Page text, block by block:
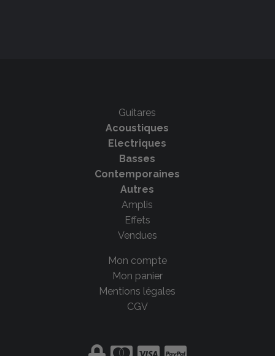
Guitares
Acoustiques
Electriques
Basses
Contemporaines
Autres
Amplis
Effets
Vendues
Mon compte
Mon panier
Mentions légales
CGV